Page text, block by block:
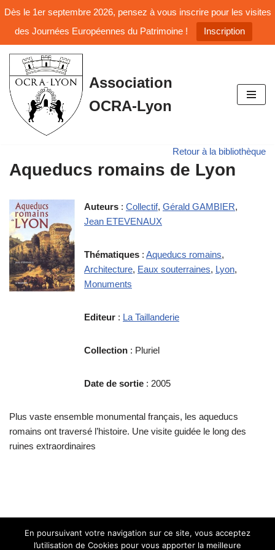
Dès le 1er septembre 2026, pensez à vous inscrire pour les visites
des Journées Européennes du Patrimoine !
Inscription
Aller
au
contenu
Association
OCRA-Lyon
Retour à la bibliothèque
Aqueducs romains de Lyon
Auteurs : Collectif, Gérald GAMBIER,
Jean ETEVENAUX
Thématiques : Aqueducs romains,
Architecture, Eaux souterraines, Lyon,
Monuments
Editeur : La Taillanderie
Collection : Pluriel
Date de sortie : 2005
Plus vaste ensemble monumental français, les aqueducs
romains ont traversé l’histoire. Une visite guidée le long des
ruines extraordinaires
En poursuivant votre navigation sur ce site, vous acceptez
l’utilisation de Cookies pour vous apporter la meilleure